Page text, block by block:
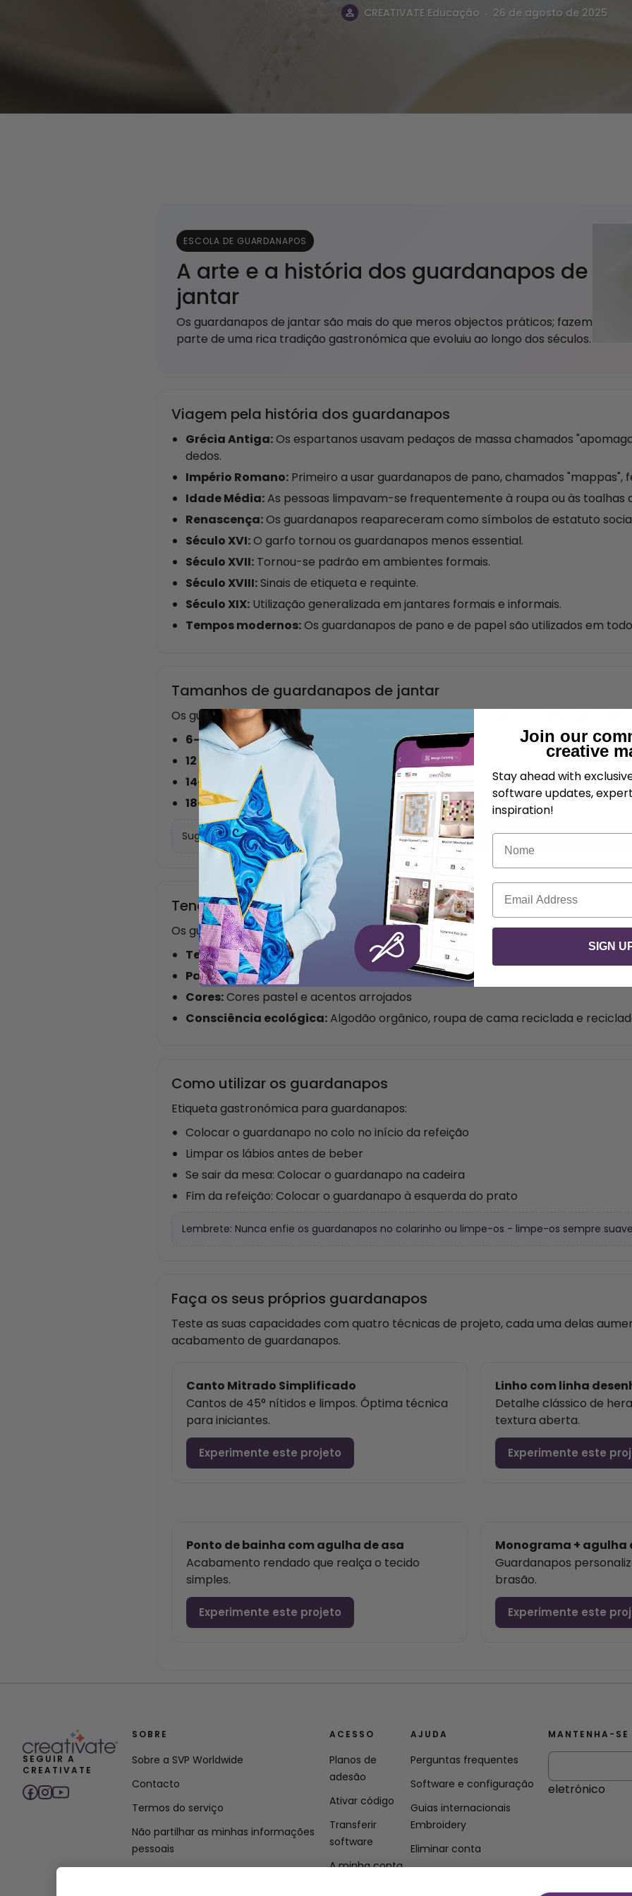
CREATIVATE Educação . 26 de agosto de 2025
ESCOLA DE GUARDANAPOS
A arte e a história dos guardanapos de
jantar
Os guardanapos de jantar são mais do que meros objectos práticos; fazem
parte de uma rica tradição gastronómica que evoluiu ao longo dos séculos.
Viagem pela história dos guardanapos
Grécia Antiga:Os espartanos usavam pedaços de massa chamados
dedos.
Império Romano: Primeiro a usar guardanapos de pano, chamados "mappas",
Idade Média:As pessoas limpavam-se frequentemente à roupa ou às toalhas
Renascença:Os guardanapos reapareceram como símbolos de estatuto
Século XVI:O garfo tornou os guardanapos menos essential.
Século XVII: Tornou-se padrão em ambientes formais.
Século XVIII:Sinais de etiqueta e requinte.
Século XIX: Utilização generalizada em jantares formais e informais.
Tempos modernos:Os guardanapos de pano e de papel são utilizados em
Tamanhos de guardanapos de jantar
Os guardanapos de jantar existem em vários tamanhos, cada um adequado a
6-9 in (15-22 cm):Festas de cocktail
12 pol. (30 cm):
Chá ou festas infantis
14-16 in (35-40 cm):
Almoços
18-24 in (45-60 cm):
Jantares formais e casamentos
Sugestão: Para casamentos e eventos formais, escolha guardanapos maiores para
Tendências em guardanapos
Os guardanapos são funcionais, mas também têm estilo. As tendências populares
Texturas:Linho, renda, tafetá
Padrões:Florais, geométricos, vintage
Cores:Cores pastel e acentos arrojados
Consciência ecológica:Algodão orgânico, roupa de cama reciclada e
Como utilizar os guardanapos
Etiqueta gastronómica para guardanapos:
Colocar o guardanapo no colo no início da refeição
Limpar os lábios antes de beber
Se sair da mesa: Colocar o guardanapo na cadeira
Fim da refeição: Colocar o guardanapo à esquerda do prato
Lembrete: Nunca enfie os guardanapos no colarinho ou limpe-os - limpe-os sempre
Faça os seus próprios guardanapos
Teste as suas capacidades com quatro técnicas de projeto, cada uma delas
acabamento de guardanapos.
Canto Mitrado Simplificado
Cantos de 45° nítidos e limpos. Óptima técnica
para iniciantes.
Experimente este projeto
Linho com linha
Detalhe clássico de
textura aberta.
Experimente este
Ponto de bainha com agulha de asa
Acabamento rendado que realça o tecido
simples.
Experimente este projeto
Monograma + agulha
Guardanapos
brasão.
Experimente este
SEGUIR A
CREATIVATE
SOBRE
Sobre a SVP Worldwide
Contacto
Termos do serviço
Não partilhar as minhas informações
pessoais
ACESSO
Planos de
adesão
Ativar código
Transferir
software
A minha conta
AJUDA
Perguntas frequentes
Software e configuração
Guias internacionais
Embroidery
Eliminar conta
MANTENHA-SE
eletrónico
Join our
creative
Stay ahead with
software updates,
inspiration!
Nome
Correio eletrónico
SIGN